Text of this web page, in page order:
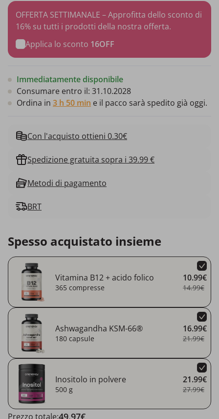
OFFERTA SETTIMANALE – Approfitta dello sconto di
16% su tutti i prodotti della nostra offerta.
Applica lo sconto 16OFF
Immediatamente disponibile
Consumare entro il: 31.10.2028
Ordina in 3 h 50 min e il pacco sarà spedito già oggi.
Con l'acquisto ottieni 0.30€
Spedizione gratuita sopra i 39.99 €
Metodi di pagamento
BRT
Spesso acquistato insieme
Vitamina B12 + acido folico
365 compresse
10.99€
14.99€
Ashwagandha KSM-66®
180 capsule
16.99€
21.99€
Inositolo in polvere
500 g
21.99€
27.99€
Prezzo totale: